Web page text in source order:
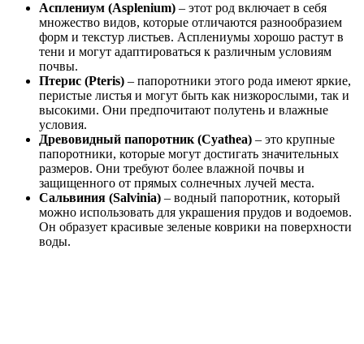
Асплениум (Asplenium) – этот род включает в себя
множество видов, которые отличаются разнообразием
форм и текстур листьев. Асплениумы хорошо растут в
тени и могут адаптироваться к различным условиям
почвы.
Птерис (Pteris) – папоротники этого рода имеют яркие,
перистые листья и могут быть как низкорослыми, так и
высокими. Они предпочитают полутень и влажные
условия.
Древовидный папоротник (Cyathea) – это крупные
папоротники, которые могут достигать значительных
размеров. Они требуют более влажной почвы и
защищенного от прямых солнечных лучей места.
Сальвиния (Salvinia) – водный папоротник, который
можно использовать для украшения прудов и водоемов.
Он образует красивые зеленые коврики на поверхности
воды.